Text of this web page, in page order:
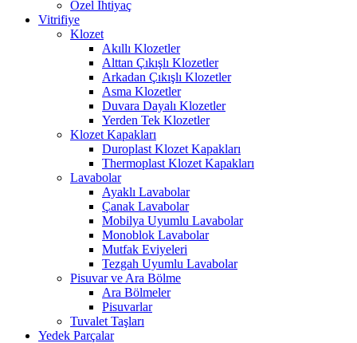
Özel İhtiyaç
Vitrifiye
Klozet
Akıllı Klozetler
Alttan Çıkışlı Klozetler
Arkadan Çıkışlı Klozetler
Asma Klozetler
Duvara Dayalı Klozetler
Yerden Tek Klozetler
Klozet Kapakları
Duroplast Klozet Kapakları
Thermoplast Klozet Kapakları
Lavabolar
Ayaklı Lavabolar
Çanak Lavabolar
Mobilya Uyumlu Lavabolar
Monoblok Lavabolar
Mutfak Eviyeleri
Tezgah Uyumlu Lavabolar
Pisuvar ve Ara Bölme
Ara Bölmeler
Pisuvarlar
Tuvalet Taşları
Yedek Parçalar